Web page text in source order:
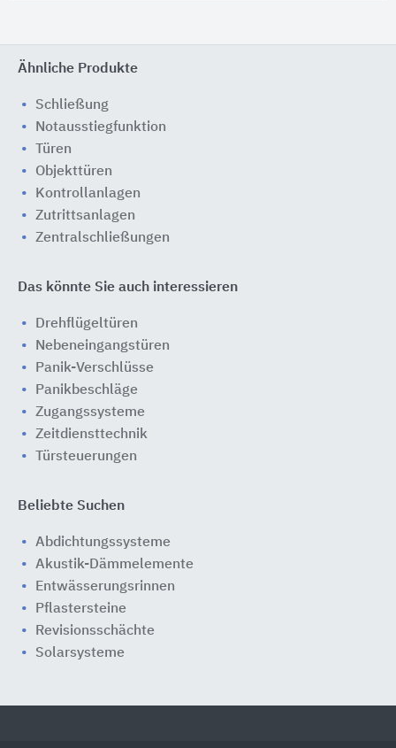
Ähnliche Produkte
Schließung
Notausstiegfunktion
Türen
Objekttüren
Kontrollanlagen
Zutrittsanlagen
Zentralschließungen
Das könnte Sie auch interessieren
Drehflügeltüren
Nebeneingangstüren
Panik-Verschlüsse
Panikbeschläge
Zugangssysteme
Zeitdiensttechnik
Türsteuerungen
Beliebte Suchen
Abdichtungssysteme
Akustik-Dämmelemente
Entwässerungsrinnen
Pflastersteine
Revisionsschächte
Solarsysteme